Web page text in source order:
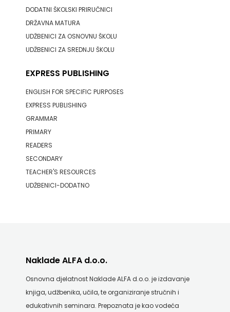
DODATNI ŠKOLSKI PRIRUČNICI
DRŽAVNA MATURA
UDŽBENICI ZA OSNOVNU ŠKOLU
UDŽBENICI ZA SREDNJU ŠKOLU
EXPRESS PUBLISHING
ENGLISH FOR SPECIFIC PURPOSES
EXPRESS PUBLISHING
GRAMMAR
PRIMARY
READERS
SECONDARY
TEACHER'S RESOURCES
UDŽBENICI-DODATNO
Naklade ALFA d.o.o.
Osnovna djelatnost Naklade ALFA d.o.o. je izdavanje
knjiga, udžbenika, učila, te organiziranje stručnih i
edukativnih seminara. Prepoznata je kao vodeća